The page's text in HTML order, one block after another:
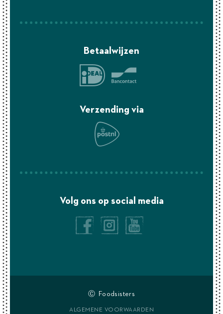
Betaalwijzen
Verzending via
Volg ons op social media
Ⓒ Foodsisters
ALGEMENE VOORWAARDEN